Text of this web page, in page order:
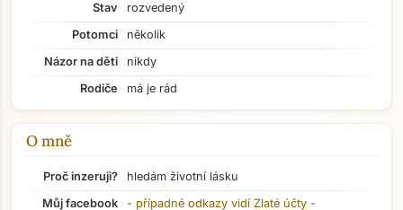
Přejít na hlavní obsah
Stav
rozvedený
Potomci
několik
Názor na děti
nikdy
Rodiče
má je rád
O mně
Proč inzeruji?
hledám životní lásku
Můj facebook
- případné odkazy vidí Zlaté účty -